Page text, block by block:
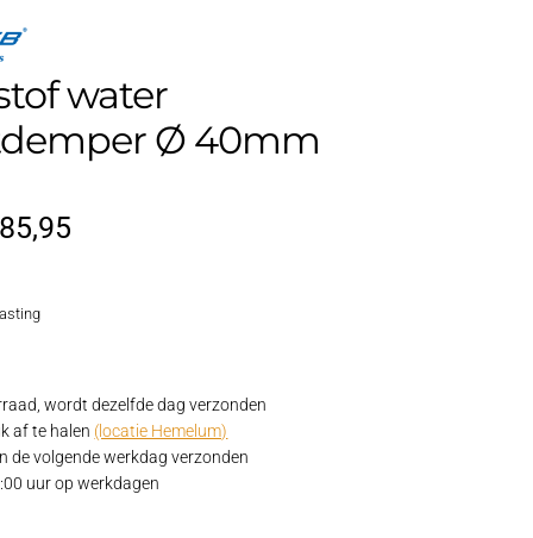
water
Ø 40mm
85,95
wordt dezelfde dag verzonden
af te halen (locatie Hemelum)
de volgende werkdag verzonden
uur op werkdagen